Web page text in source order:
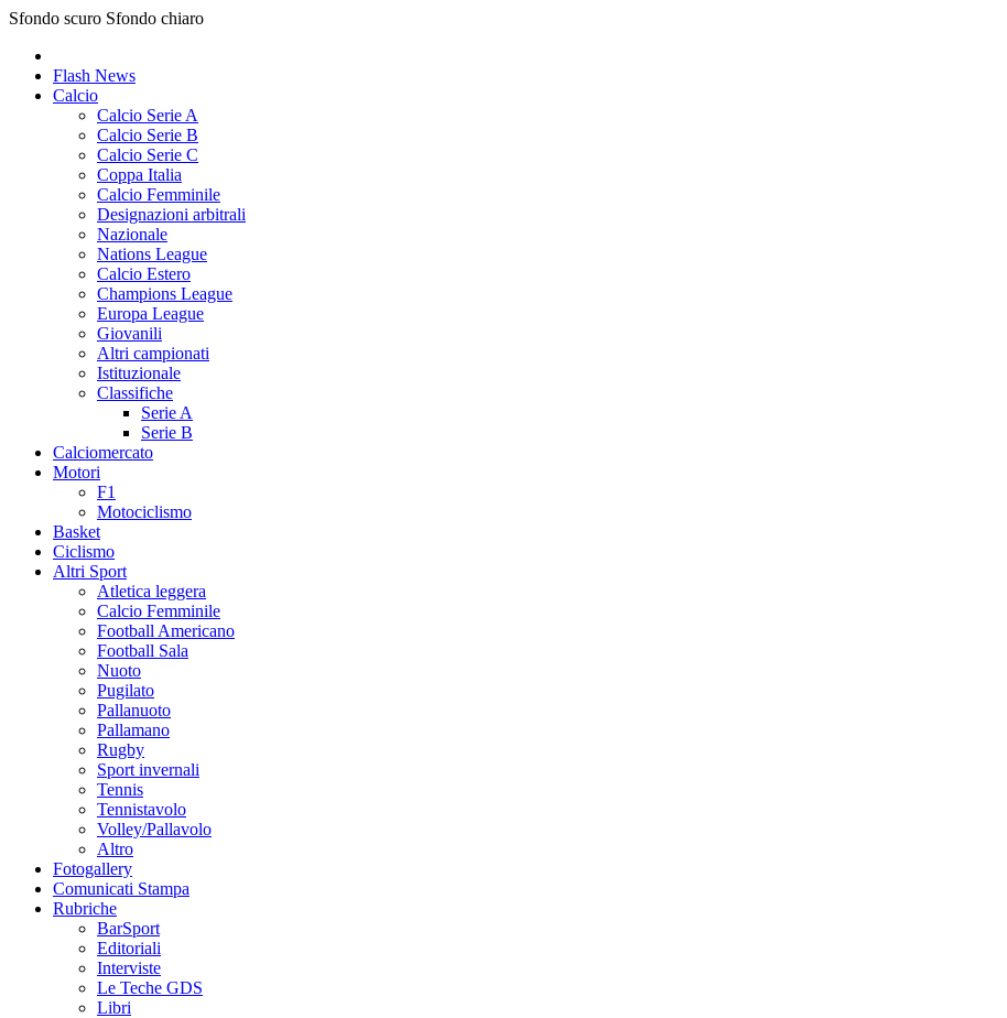
Sfondo scuro Sfondo chiaro
Flash News
Calcio
Calcio Serie A
Calcio Serie B
Calcio Serie C
Coppa Italia
Calcio Femminile
Designazioni arbitrali
Nazionale
Nations League
Calcio Estero
Champions League
Europa League
Giovanili
Altri campionati
Istituzionale
Classifiche
Serie A
Serie B
Calciomercato
Motori
F1
Motociclismo
Basket
Ciclismo
Altri Sport
Atletica leggera
Calcio Femminile
Football Americano
Football Sala
Nuoto
Pugilato
Pallanuoto
Pallamano
Rugby
Sport invernali
Tennis
Tennistavolo
Volley/Pallavolo
Altro
Fotogallery
Comunicati Stampa
Rubriche
BarSport
Editoriali
Interviste
Le Teche GDS
Libri